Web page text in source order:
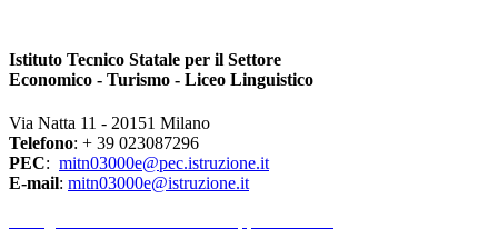
Istituto Tecnico Statale per il Settore
Economico - Turismo - Liceo Linguistico
Via Natta 11 - 20151 Milano
Telefono: + 39 023087296
PEC: mitn03000e@pec.istruzione.it
E-mail: mitn03000e@istruzione.it